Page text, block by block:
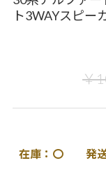
ト3WAYスピー
￥
在庫：〇 発送